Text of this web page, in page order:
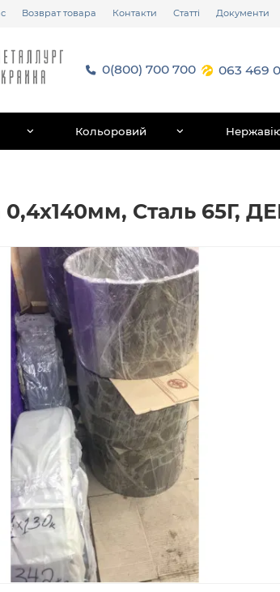
Возврат товара Контакти Статті Документи
0(800) 700 700 063 469
Кольоровий
0,4х140мм, Сталь 65Г,